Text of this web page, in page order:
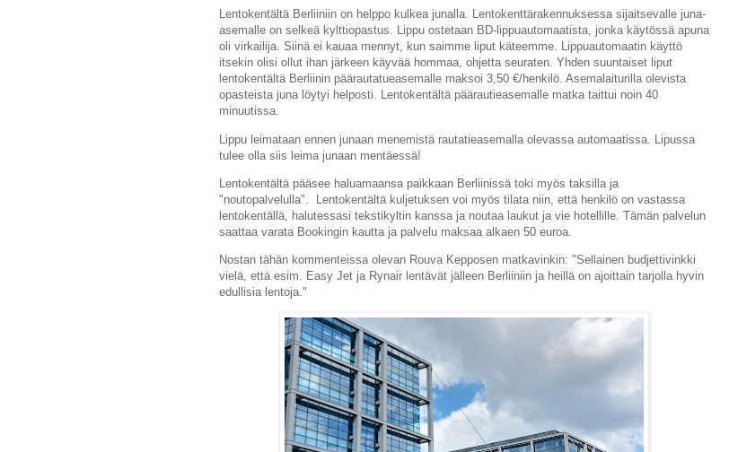
Lentokentältä Berliiniin on helppo kulkea junalla. Lentokenttärakennuksessa sijaitsevalle juna-
asemalle on selkeä kylttiopastus. Lippu ostetaan BD-lippuautomaatista, jonka käytössä apuna
oli virkailija. Siinä ei kauaa mennyt, kun saimme liput käteemme. Lippuautomaatin käyttö
itsekin olisi ollut ihan järkeen käyvää hommaa, ohjetta seuraten. Yhden suuntaiset liput
lentokentältä Berliinin päärautatueasemalle maksoi 3,50 €/henkilö. Asemalaiturilla olevista
opasteista juna löytyi helposti. Lentokentältä päärautieasemalle matka taittui noin 40
minuutissa.
Lippu leimataan ennen junaan menemistä rautatieasemalla olevassa automaatissa. Lipussa
tulee olla siis leima junaan mentäessä!
Lentokentältä pääsee haluamaansa paikkaan Berliinissä toki myös taksilla ja
"noutopalvelulla". Lentokentältä kuljetuksen voi myös tilata niin, että henkilö on vastassa
lentokentällä, halutessasi tekstikyltin kanssa ja noutaa laukut ja vie hotellille. Tämän palvelun
saattaa varata Bookingin kautta ja palvelu maksaa alkaen 50 euroa.
Nostan tähän kommenteissa olevan Rouva Kepposen matkavinkin: "Sellainen budjettivinkki
vielä, että esim. Easy Jet ja Rynair lentävät jälleen Berliiniin ja heillä on ajoittain tarjolla hyvin
edullisia lentoja."